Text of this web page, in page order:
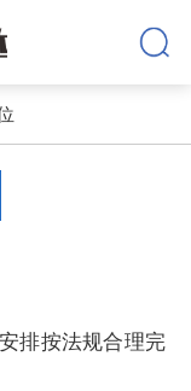
排按法规合理完